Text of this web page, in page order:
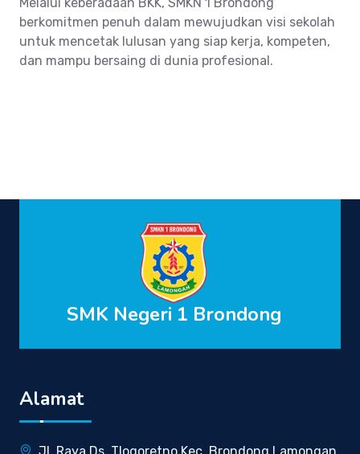
berkomitmen penuh dalam mewujudkan visi sekolah
untuk mencetak lulusan yang siap kerja, kompeten,
dan mampu bersaing di dunia profesional.
SMK Negeri 1 Brondong
Alamat